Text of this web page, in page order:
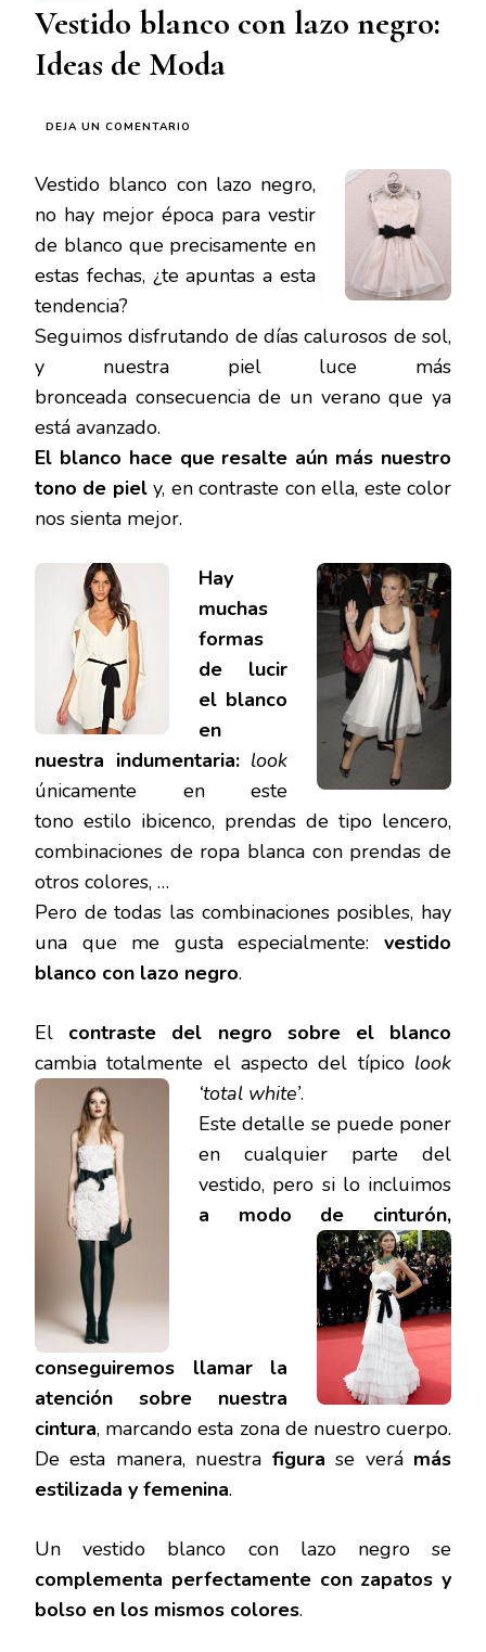
Vestido blanco con lazo negro:
Ideas de Moda
DEJA UN COMENTARIO
CON
NEGRO:
IDEAS
MODA
Vestido blanco con lazo negro,
no hay mejor época para vestir
de blanco que precisamente en
estas fechas, ¿te apuntas a esta
tendencia?
Seguimos disfrutando de días calurosos de sol,
y nuestra piel luce más
bronceada consecuencia de un verano que ya
está avanzado.
El blanco hace que resalte aún más nuestro
tono de piely, en contraste con ella, este color
nos sienta mejor.
Hay
muchas
formas
de lucir
el blanco
en
nuestra indumentaria: look
únicamente en este
tono estilo ibicenco, prendas de tipo lencero,
combinaciones de ropa blanca con prendas de
otros colores, …
Pero de todas las combinaciones posibles, hay
una que me gusta especialmente: vestido
blanco con lazo negro.
El contraste del negro sobre el blanco
cambia totalmente el aspecto del típico look
‘total white’.
Este detalle se puede poner
en cualquier parte del
vestido, pero si lo incluimos
a modo de cinturón,
conseguiremos llamar la
atención sobre nuestra
cintura, marcando esta zona de nuestro cuerpo.
De esta manera, nuestra figura se verámás
estilizada y femenina.
Un vestido blanco con lazo negro se
complementa perfectamente con zapatos y
bolso en los mismos colores.